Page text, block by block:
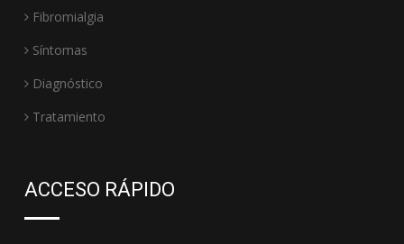
Fibromialgia
Síntomas
Diagnóstico
Tratamiento
ACCESO RÁPIDO